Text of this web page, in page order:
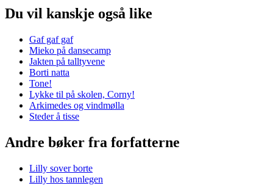
Du vil kanskje også like
Gaf gaf gaf
Mieko på dansecamp
Jakten på talltyvene
Borti natta
Tone!
Lykke til på skolen, Corny!
Arkimedes og vindmølla
Steder å tisse
Andre bøker fra forfatterne
Lilly sover borte
Lilly hos tannlegen